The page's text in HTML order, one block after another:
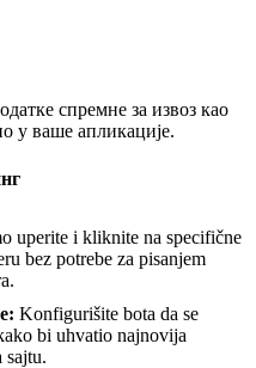
спремне за извоз као
у ваше апликације.
uperite i kliknite na specifične
bez potrebe za pisanjem
: Konfigurišite bota da se
bi uhvatio najnovija
sajtu.